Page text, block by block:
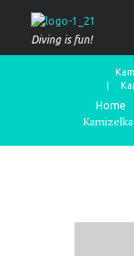
Diving is fun!
Home